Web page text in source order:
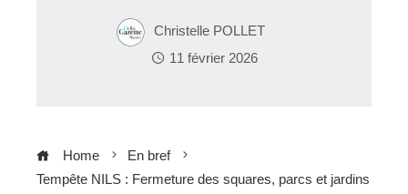
Christelle POLLET
11 février 2026
Home
En bref
Tempête NILS : Fermeture des squares, parcs et jardins